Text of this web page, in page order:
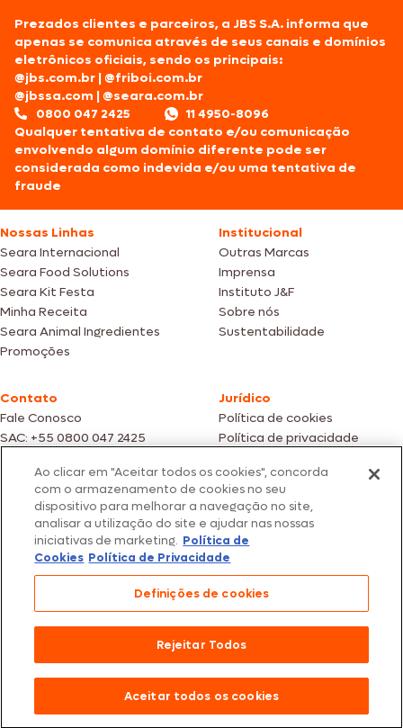
Prezados clientes e parceiros, a JBS S.A. informa que
apenas se comunica através de seus canais e domínios
eletrônicos oficiais, sendo os principais:
@jbs.com.br |@friboi.com.br
@jbssa.com |@seara.com.br
0800 047 2425
11 4950-8096
Qualquer tentativa de contato e/ou comunicação
envolvendo algum domínio diferente pode ser
considerada como indevida e/ou uma tentativa de
fraude
Nossas Linhas
Seara Internacional
Seara Food Solutions
Seara Kit Festa
Minha Receita
Seara Animal Ingredientes
Promoções
Institucional
Outras Marcas
Imprensa
Instituto J&F
Sobre nós
Sustentabilidade
Contato
Fale Conosco
SAC: +55 0800 047 2425
Jurídico
Política de cookies
Política de privacidade
Fotos meramente ilustrativas | Ofertas válidas enquanto durarem os
estoques dos nossos parceiros | Vendas sujeitas a análise e confirmação
de dados.
Os preços, promoções e condições de pagamento são válidos
exclusivamente para compras efetuadas em nossos parceiros.
Todos os produtos estão sujeitos a disponibilidade de estoque.
São Paulo/SP – CEP 05.118-100
© 2026 Seara. Todos os direitos reservados
Ao clicar em "Aceitar todos os cookies", concorda
com o armazenamento de cookies no seu
dispositivo para melhorar a navegação no site,
analisar a utilização do site e ajudar nas nossas
iniciativas de marketing. Política de
Cookies Política de Privacidade
Definições de cookies
Rejeitar Todos
Aceitar todos os cookies